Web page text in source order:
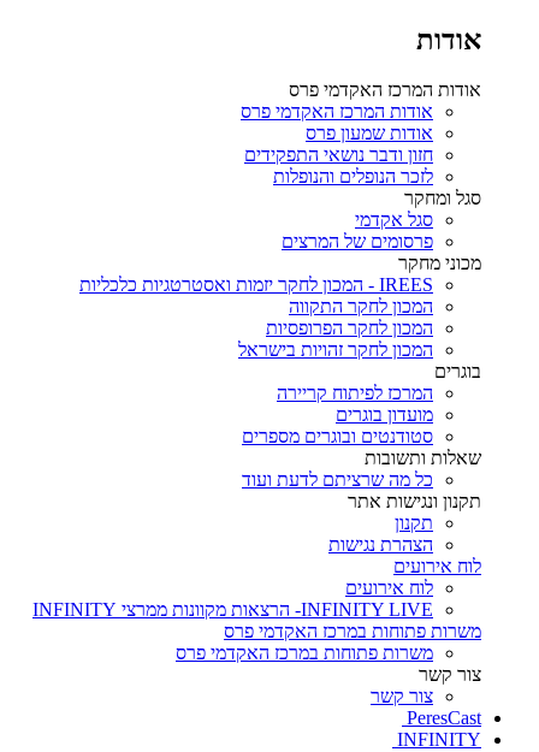
אודות
אודות המרכז האקדמי פרס
אודות המרכז האקדמי פרס
אודות שמעון פרס
חזון ודבר נושאי התפקידים
לזכר הנופלים והנופלות
סגל ומחקר
סגל אקדמי
פרסומים של המרצים
מכוני מחקר
IREES - המכון לחקר יזמות ואסטרטגיות כלכליות
המכון לחקר התקווה
המכון לחקר הפרופסיות
המכון לחקר זהויות בישראל
בוגרים
המרכז לפיתוח קריירה
מועדון בוגרים
סטודנטים ובוגרים מספרים
שאלות ותשובות
כל מה שרציתם לדעת ועוד
תקנון ונגישות אתר
תקנון
הצהרת נגישות
לוח אירועים
לוח אירועים
INFINITY LIVE- הרצאות מקוונות ממרצי INFINITY
משרות פתוחות במרכז האקדמי פרס
משרות פתוחות במרכז האקדמי פרס
צור קשר
צור קשר
PeresCast
INFINITY